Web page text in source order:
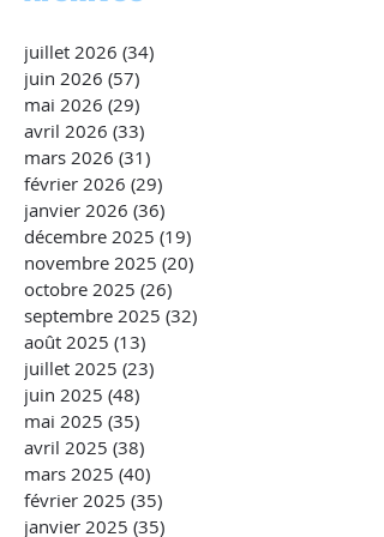
juillet 2026 (34)
juin 2026 (57)
mai 2026 (29)
avril 2026 (33)
mars 2026 (31)
février 2026 (29)
janvier 2026 (36)
décembre 2025 (19)
novembre 2025 (20)
octobre 2025 (26)
septembre 2025 (32)
août 2025 (13)
juillet 2025 (23)
juin 2025 (48)
mai 2025 (35)
avril 2025 (38)
mars 2025 (40)
février 2025 (35)
janvier 2025 (35)